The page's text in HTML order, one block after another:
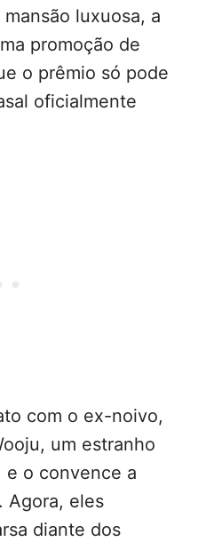
luxuosa, a
promoção de
o prêmio só pode
oficialmente
com o ex-noivo,
um estranho
e o convence a
Agora, eles
diante dos